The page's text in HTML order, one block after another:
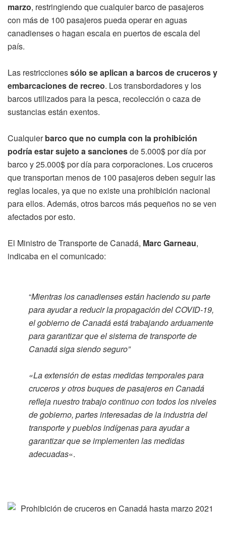
marzo, restringiendo que cualquier barco de pasajeros
con más de 100 pasajeros pueda operar en aguas
canadienses o hagan escala en puertos de escala del
país.
Las restriccionessólo se aplican a barcos de cruceros y
embarcaciones de recreo. Los transbordadores y los
barcos utilizados para la pesca, recolección o caza de
sustancias están exentos.
Cualquierbarco que no cumpla con la prohibición
podría estar sujeto a sancionesde 5.000$ por día por
barco y 25.000$ por día para corporaciones. Los cruceros
que transportan menos de 100 pasajeros deben seguir las
reglas locales, ya que no existe una prohibición nacional
para ellos. Además, otros barcos más pequeños no se ven
afectados por esto.
El Ministro de Transporte de Canadá, Marc Garneau,
indicaba en el comunicado:
“Mientras los canadienses están haciendo su parte
para ayudar a reducir la propagación del COVID-19,
el gobierno de Canadá está trabajando arduamente
para garantizar que el sistema de transporte de
Canadá siga siendo seguro”
«La extensión de estas medidas temporales para
cruceros y otros buques de pasajeros en Canadá
refleja nuestro trabajo continuo con todos los niveles
de gobierno, partes interesadas de la industria del
transporte y pueblos indígenas para ayudar a
garantizar que se implementen las medidas
adecuadas«.